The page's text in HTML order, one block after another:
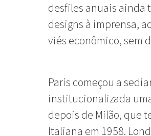
desfiles anuais ainda
designs à imprensa,
viés econômico, sem
Paris começou a
institucionalizada
depois de Milão, que
Italiana em 1958.